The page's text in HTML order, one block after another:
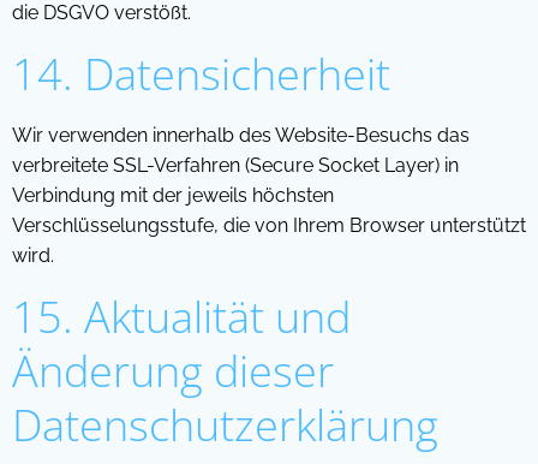
die DSGVO verstößt.
14. Datensicherheit
Wir verwenden innerhalb des Website-Besuchs das
verbreitete SSL-Verfahren (Secure Socket Layer) in
Verbindung mit der jeweils höchsten
Verschlüsselungsstufe, die von Ihrem Browser unterstützt
wird.
15. Aktualität und
Änderung dieser
Datenschutzerklärung